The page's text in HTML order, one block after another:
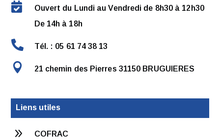

Ouvert du Lundi au Vendredi de 8h30 à 12h30
De 14h à 18h
 Tél. : 05 61 74 38 13
 21 chemin des Pierres 31150 BRUGUIERES
Liens utiles
9 COFRAC